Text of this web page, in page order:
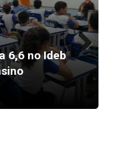
6,6 no Ideb
Next